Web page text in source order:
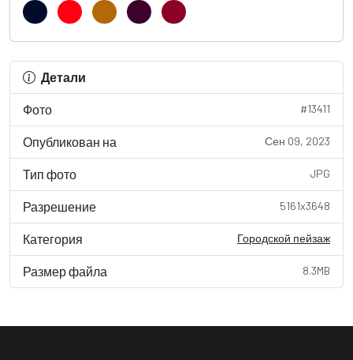
Детали
Фото #13411
Опубликован на Сен 09, 2023
Тип фото JPG
Разрешение 5161x3648
Категория Городской пейзаж
Размер файла 8.3MB